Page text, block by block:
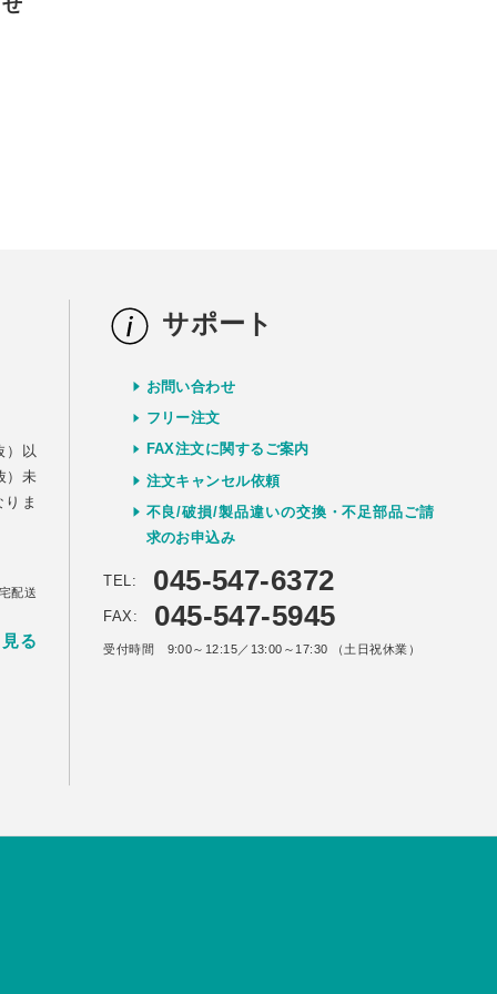
）以
）未
ま
配送
る
サポート
お問い合わせ
フリー注文
FAX注文に関するご案内
注文キャンセル依頼
不良/破損/製品違いの交換・不足部品ご請
求のお申込み
TEL: 045-547-6372
FAX: 045-547-5945
受付時間 9:00～12:15／13:00～17:30 （土日祝休業）